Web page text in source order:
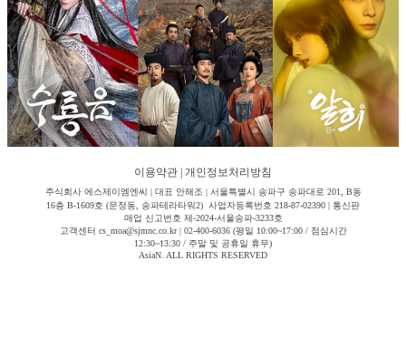
이용약관 개인정보처리방침
주식회사 에스제이엠엔씨 | 대표 안해조 | 서울특별시 송파구 송파대로 201, B동
16층 B-1609호 (문정동, 송파테라타워2) 사업자등록번호 218-87-02390 | 통신판
매업 신고번호 제-2024-서울송파-3233호
고객센터 cs_moa@sjmnc.co.kr | 02-400-6036 (평일 10:00~17:00 / 점심시간
12:30~13:30 / 주말 및 공휴일 휴무)
AsiaN. ALL RIGHTS RESERVED